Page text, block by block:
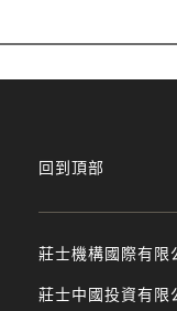
莊士機構國際有限
莊士中國投資有限
回到頂部